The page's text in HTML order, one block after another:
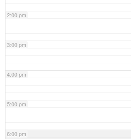
2:00 pm
3:00 pm
4:00 pm
5:00 pm
6:00 pm